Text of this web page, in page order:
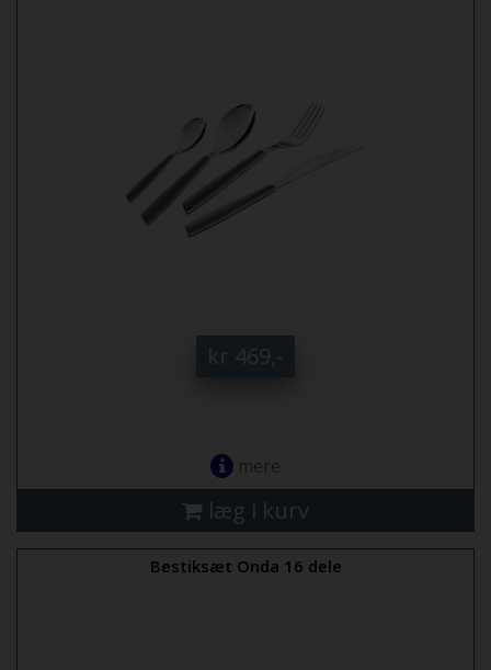
kr 469,-
mere
læg i kurv
Bestiksæt Onda 16 dele